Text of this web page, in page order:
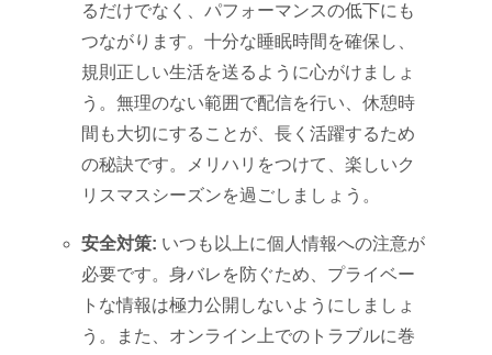
るだけでなく、パフォーマンスの低下にも
つながります。十分な睡眠時間を確保し、
規則正しい生活を送るように心がけましょ
う。無理のない範囲で配信を行い、休憩時
間も大切にすることが、長く活躍するため
の秘訣です。メリハリをつけて、楽しいク
リスマスシーズンを過ごしましょう。
安全対策: いつも以上に個人情報への注意が
必要です。身バレを防ぐため、プライベー
トな情報は極力公開しないようにしましょ
う。また、オンライン上でのトラブルに巻